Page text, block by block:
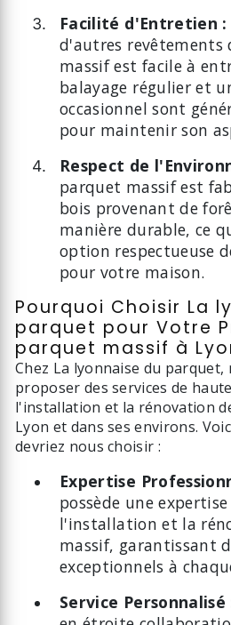
Facilité d'Entretien :
d'autres revêtements
massif est facile à
balayage régulier et
occasionnel sont
pour maintenir son
Respect de
parquet massif est
bois provenant de
manière durable, ce
option respectueuse
pour votre maison.
Pourquoi Choisir La
parquet pour Votre
parquet massif à
Chez La lyonnaise du
proposer des services de
l'installation et la rénovation
Lyon et dans ses environs.
devriez nous choisir :
Expertise
possède une
l'installation et la
massif, garantissant
exceptionnels à
Service Personnalisé